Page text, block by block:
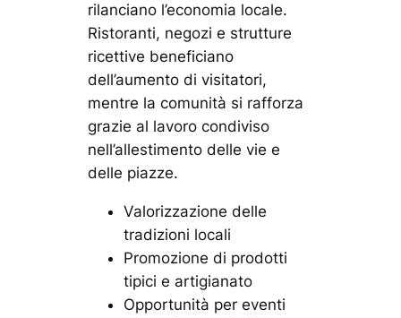
rilanciano l’economia locale.
Ristoranti, negozi e strutture
ricettive beneficiano
dell’aumento di visitatori,
mentre la comunità si rafforza
grazie al lavoro condiviso
nell’allestimento delle vie e
delle piazze.
Valorizzazione delle
tradizioni locali
Promozione di prodotti
tipici e artigianato
Opportunità per eventi